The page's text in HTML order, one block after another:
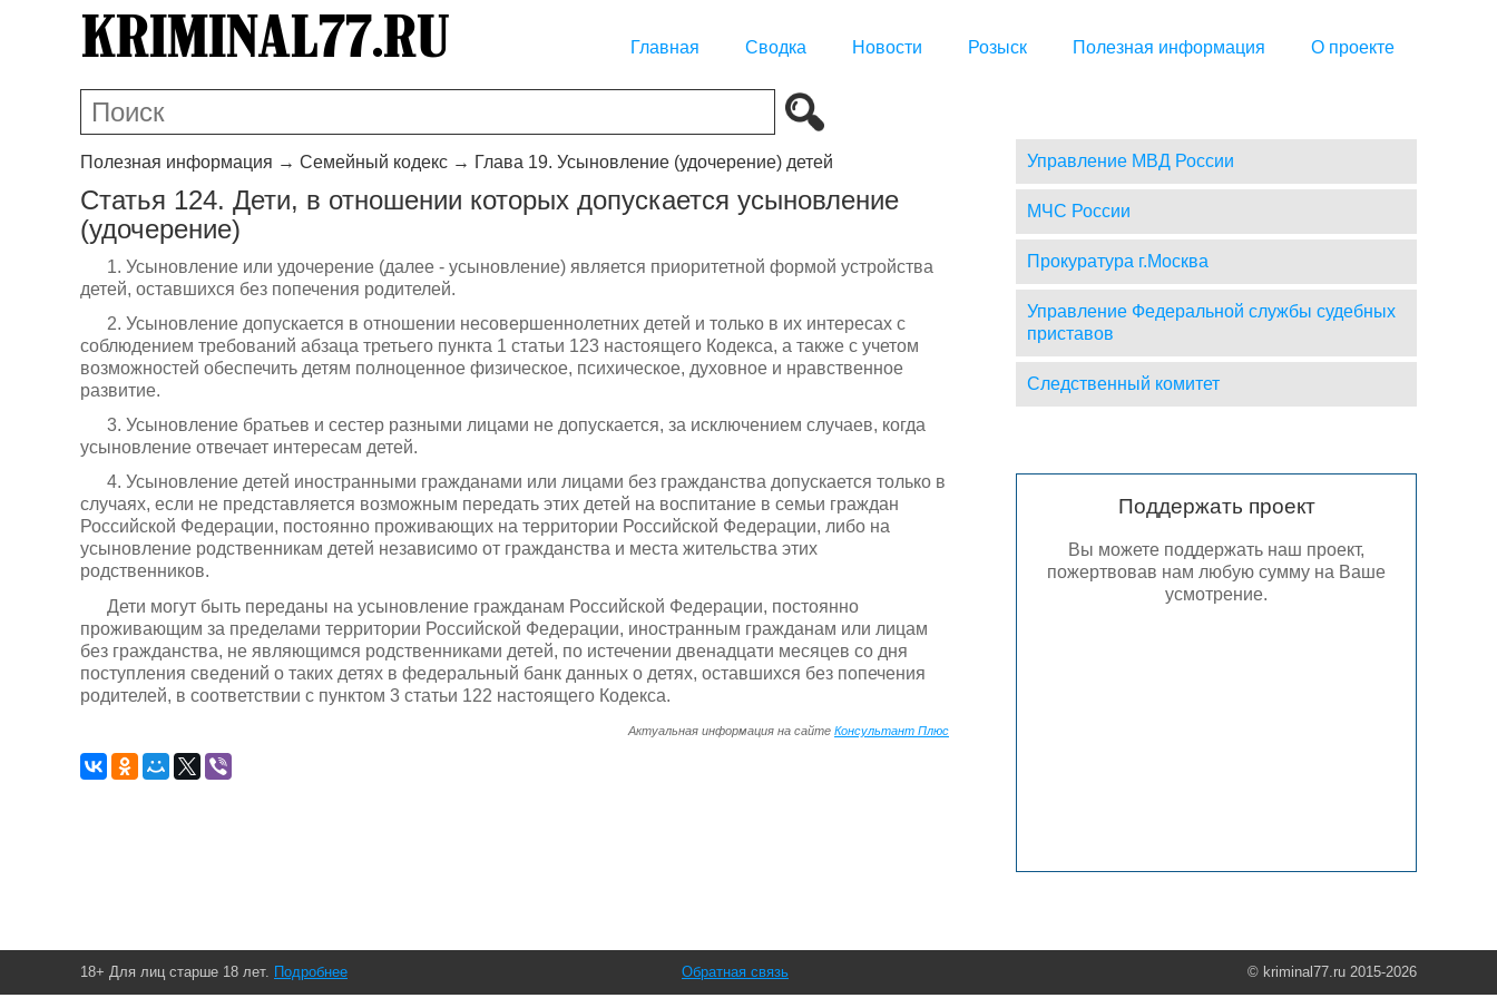
Главная Сводка Новости Розыск Полезная информация О проекте
Полезная информация → Семейный кодекс → Глава 19. Усыновление (удочерение) детей
Статья 124. Дети, в отношении которых допускается усыновление
(удочерение)
1. Усыновление или удочерение (далее - усыновление) является приоритетной формой устройства
детей, оставшихся без попечения родителей.
2. Усыновление допускается в отношении несовершеннолетних детей и только в их интересах с
соблюдением требований абзаца третьего пункта 1 статьи 123 настоящего Кодекса, а также с учетом
возможностей обеспечить детям полноценное физическое, психическое, духовное и нравственное
развитие.
3. Усыновление братьев и сестер разными лицами не допускается, за исключением случаев, когда
усыновление отвечает интересам детей.
4. Усыновление детей иностранными гражданами или лицами без гражданства допускается только в
случаях, если не представляется возможным передать этих детей на воспитание в семьи граждан
Российской Федерации, постоянно проживающих на территории Российской Федерации, либо на
усыновление родственникам детей независимо от гражданства и места жительства этих
родственников.
Дети могут быть переданы на усыновление гражданам Российской Федерации, постоянно
проживающим за пределами территории Российской Федерации, иностранным гражданам или лицам
без гражданства, не являющимся родственниками детей, по истечении двенадцати месяцев со дня
поступления сведений о таких детях в федеральный банк данных о детях, оставшихся без попечения
родителей, в соответствии с пунктом 3 статьи 122 настоящего Кодекса.
Актуальная информация на сайте Консультант Плюс
Управление МВД России
МЧС России
Прокуратура г.Москва
Управление Федеральной службы судебных
приставов
Следственный комитет
Поддержать проект
Вы можете поддержать наш проект,
пожертвовав нам любую сумму на Ваше
усмотрение.
18+ Для лиц старше 18 лет. Подробнее © kriminal77.ru 2015-2026
Обратная связь